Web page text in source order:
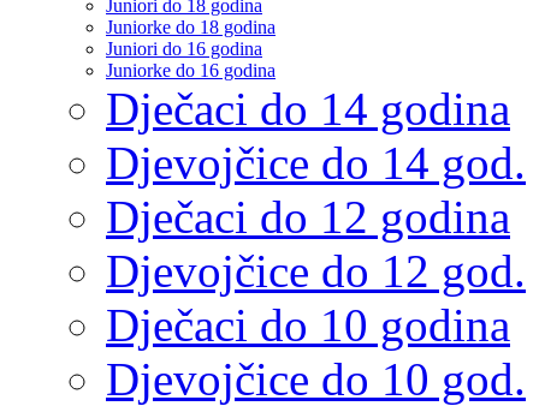
Juniori do 18 godina
Juniorke do 18 godina
Juniori do 16 godina
Juniorke do 16 godina
Dječaci do 14 godina
Djevojčice do 14 god.
Dječaci do 12 godina
Djevojčice do 12 god.
Dječaci do 10 godina
Djevojčice do 10 god.